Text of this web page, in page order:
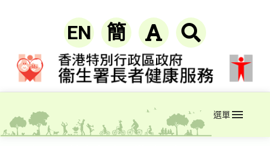
EN 簡
選單